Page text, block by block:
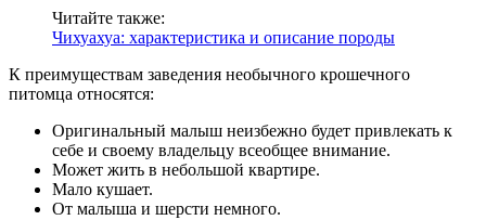
Читайте также:
Чихуахуа: характеристика и описание породы
К преимуществам заведения необычного крошечного
питомца относятся:
Оригинальный малыш неизбежно будет привлекать к
себе и своему владельцу всеобщее внимание.
Может жить в небольшой квартире.
Мало кушает.
От малыша и шерсти немного.